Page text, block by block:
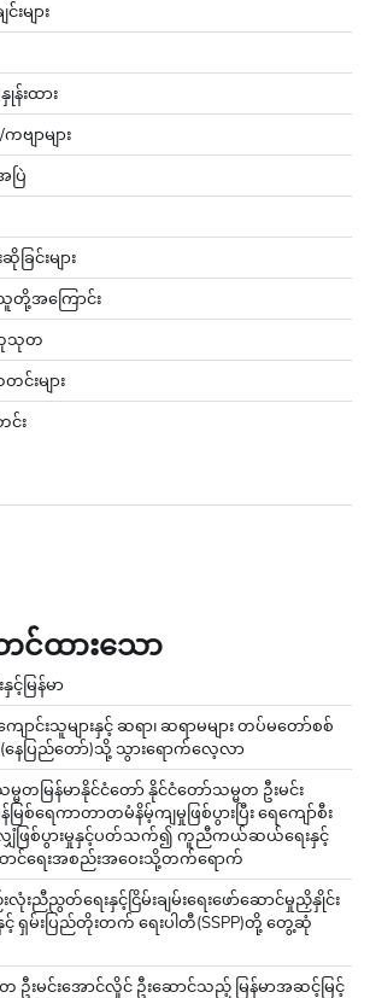
များ
းထား
ျာများ
ြဲ
ခြင်းများ
တို့အကြောင်း
သုတ
းများ
င်း
င်ထားသော
င့်မြန်မာ
ကျောင်းသူများနှင့် ဆရာ၊ ဆရာမများ တပ်မတော်စစ်
ေပြည်တော်)သို့ သွားရောက်လေ့လာ
မတမြန်မာနိုင်ငံတော် နိုင်ငံတော်သမ္မတ ဦးမင်း
ြစ်ရေကာတာတမံနိမ့်ကျမှုဖြစ်ပွားပြီး ရေကျော်စီး
လျှံဖြစ်ပွားမှုနှင့်ပတ်သက်၍ ကူညီကယ်ဆယ်ရေးနှင့်
င်ရေးအစည်းအဝေးသို့တက်ရောက်
လုံးညီညွတ်ရေးနှင့်ငြိမ်းချမ်းရေးဖော်ဆောင်မှုညှိနှိုင်း
ရှမ်းပြည်တိုးတက် ရေးပါတီ(SSPP)တို့ တွေ့ဆုံ
ဦးမင်းအောင်လှိုင် ဦးဆောင်သည့် မြန်မာအဆင့်မြင့်